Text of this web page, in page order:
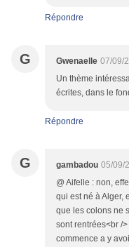
Répondre
G Gwenaelle 07/09/
Un thème
écrites, dans le
Répondre
G gambadou 05/09/
@ Aifelle : non,
qui est né à Alger,
que les colons ne
sont rentrées<br /
commence a y